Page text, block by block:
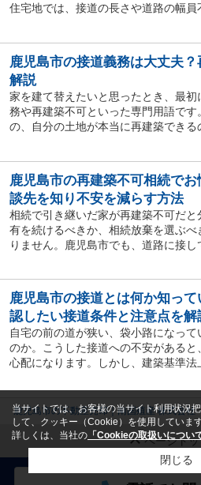
住宅地では、接道の長さや道路の幅員
鹿児島市の接道義務は大丈夫
解説
家を建て替えたいと思ったとき、最
務や再建築不可といった専門用語で
の、自分の土地が本当に再建築できる
鹿児島市の再建築不可相続で
談先を知り不安を減らす方法
相続で引き継いだ家が再建築不可だ
有を続けるべきか、相続放棄を選ぶ
りません。鹿児島市でも、道路に接し
鹿児島市の接道とは何か知っ
認したい接道条件と注意点を解
自宅の前の道が狭い、袋小路になっ
のか。こうした接道への不安がある
心配になります。しかし、建築基準法
鹿児島市の不動産売却｜南国殖産 株式会社
ページト
当サイトでは、お客様の当サイト利用状況
して、クッキー（Cookie）を使用しています
詳しくは、当社の 「Cookieの取扱いについ
閉じる